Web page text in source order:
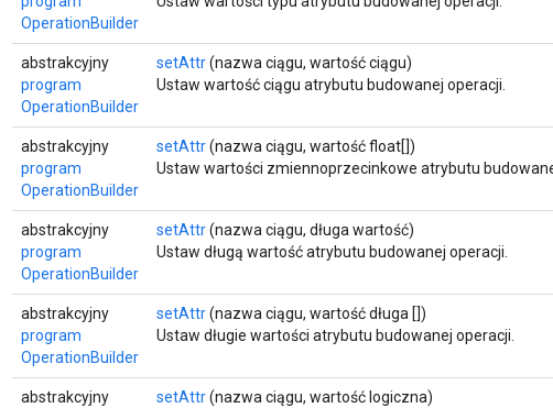
OperationBuilder
abstrakcyjny
program
OperationBuilder
setAttr(nazwa ciągu, wartość ciągu)
Ustaw wartość ciągu atrybutu budowanej operacji.
abstrakcyjny
program
OperationBuilder
setAttr(nazwa ciągu, wartość float[])
Ustaw wartości zmiennoprzecinkowe atrybutu
abstrakcyjny
program
OperationBuilder
setAttr(nazwa ciągu, długa wartość)
Ustaw długą wartość atrybutu budowanej operacji.
abstrakcyjny
program
OperationBuilder
setAttr(nazwa ciągu, wartość długa [])
Ustaw długie wartości atrybutu budowanej operacji.
abstrakcyjny
setAttr(nazwa ciągu, wartość logiczna)